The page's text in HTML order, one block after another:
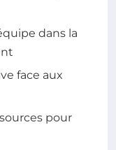
dans la
face aux
pour